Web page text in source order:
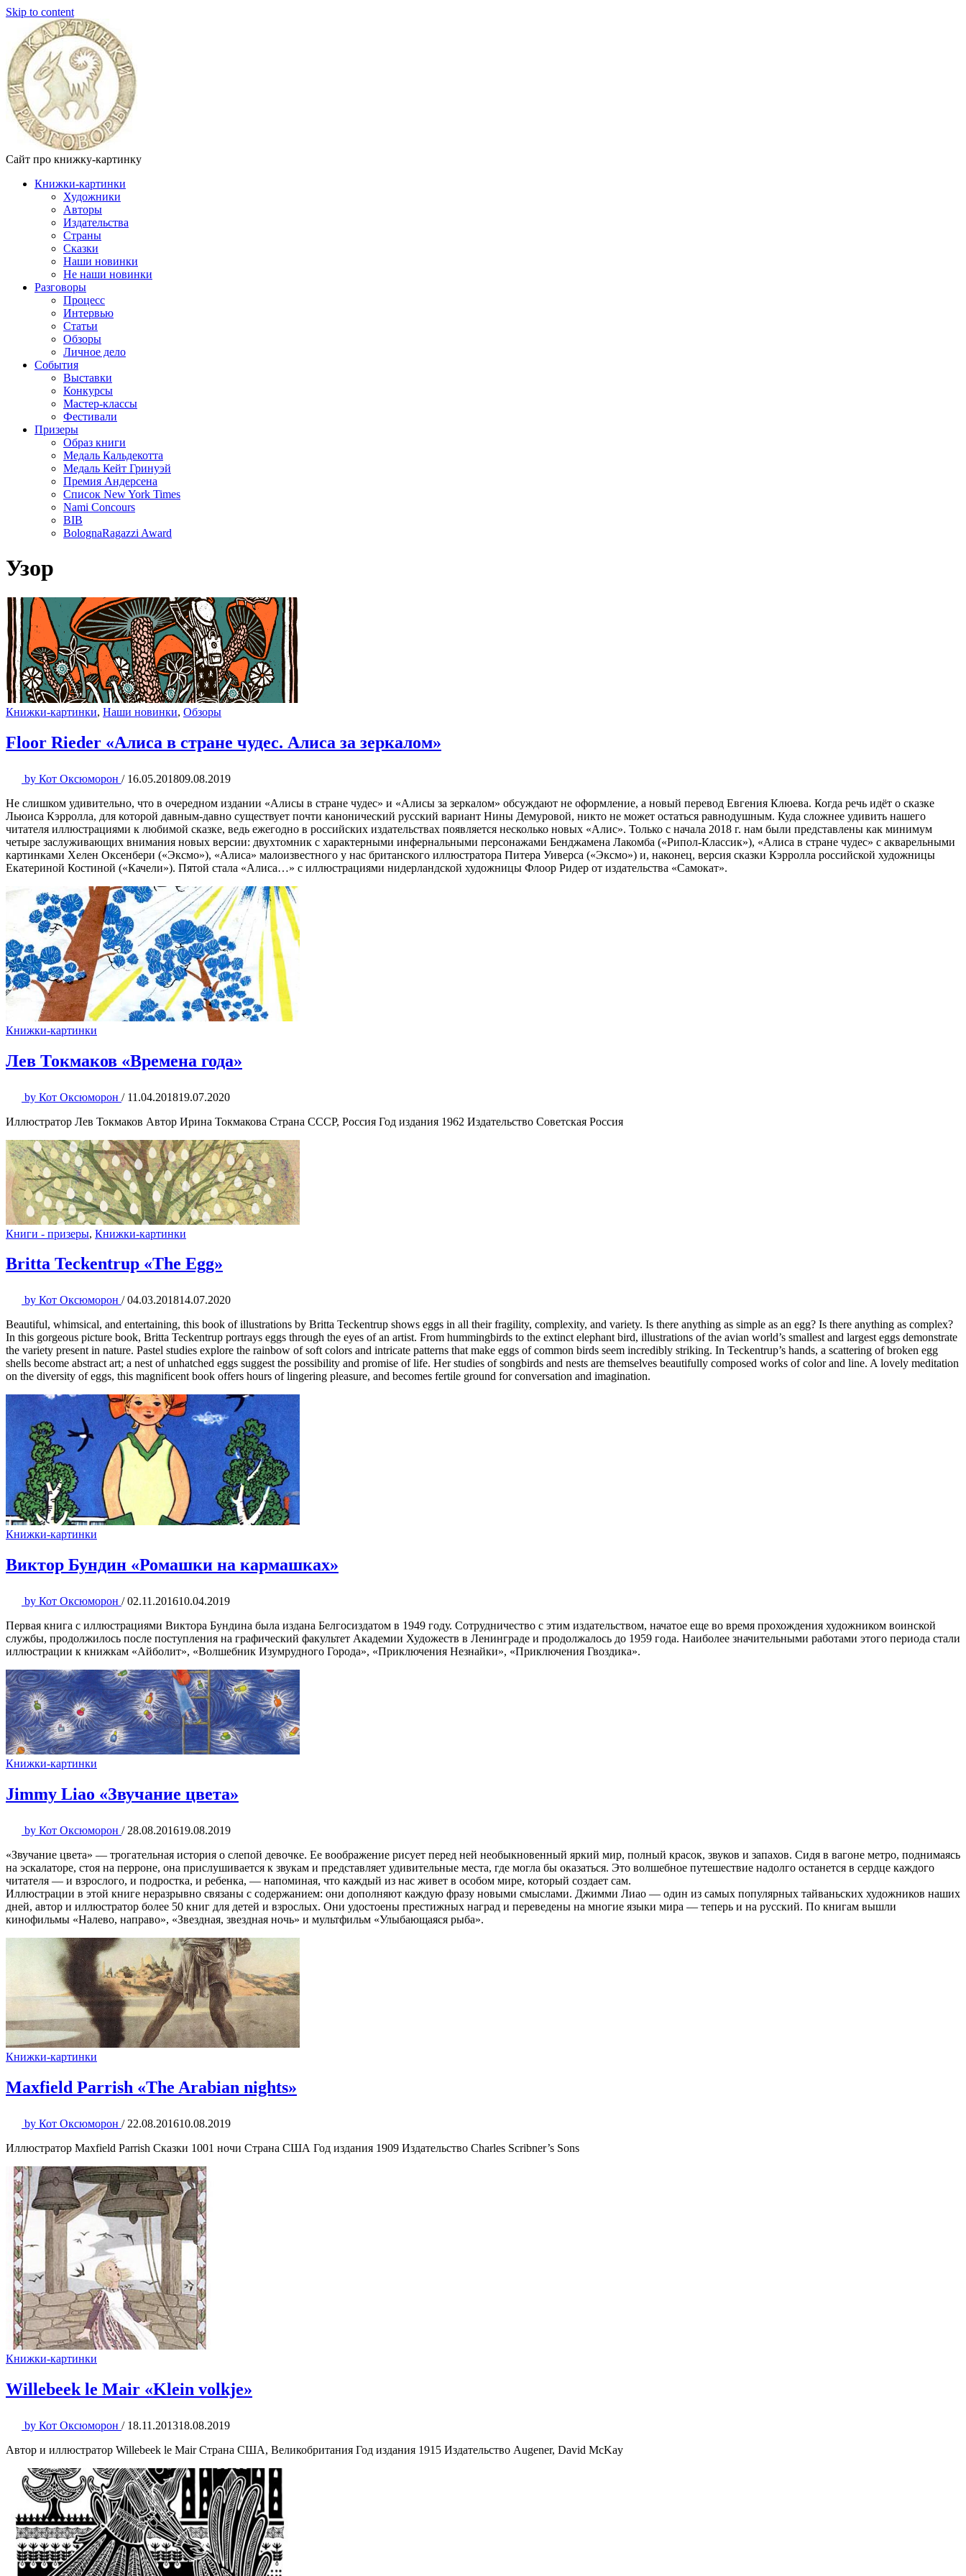
Skip to content
Сайт про книжку-картинку
Книжки-картинки
Художники
Авторы
Издательства
Страны
Сказки
Наши новинки
Не наши новинки
Разговоры
Процесс
Интервью
Статьи
Обзоры
Личное дело
События
Выставки
Конкурсы
Мастер-классы
Фестивали
Призеры
Образ книги
Медаль Кальдекотта
Медаль Кейт Гринуэй
Премия Андерсена
Список New York Times
Nami Concours
BIB
BolognaRagazzi Award
Узор
Книжки-картинки, Наши новинки, Обзоры
Floor Rieder «Алиса в стране чудес. Алиса за зеркалом»
by Кот Оксюморон / 16.05.201809.08.2019
Не слишком удивительно, что в очередном издании «Алисы в стране чудес» и «Алисы за зеркалом» обсуждают не оформление, а новый перевод Евгения Клюева. Когда речь идёт о сказке
Льюиса Кэрролла, для которой давным-давно существует почти канонический русский вариант Нины Демуровой, никто не может остаться равнодушным. Куда сложнее удивить нашего
читателя иллюстрациями к любимой сказке, ведь ежегодно в российских издательствах появляется несколько новых «Алис». Только с начала 2018 г. нам были представлены как минимум
четыре заслуживающих внимания новых версии: двухтомник с характерными инфернальными персонажами Бенджамена Лакомба («Рипол-Классик»), «Алиса в стране чудес» с акварельными
картинками Хелен Оксенбери («Эксмо»), «Алиса» малоизвестного у нас британского иллюстратора Питера Уиверса («Эксмо») и, наконец, версия сказки Кэрролла российской художницы
Екатериной Костиной («Качели»). Пятой стала «Алиса…» с иллюстрациями нидерландской художницы Флоор Ридер от издательства «Самокат».
Книжки-картинки
Лев Токмаков «Времена года»
by Кот Оксюморон / 11.04.201819.07.2020
Иллюстратор Лев Токмаков Автор Ирина Токмакова Страна СССР, Россия Год издания 1962 Издательство Советская Россия
Книги - призеры, Книжки-картинки
Britta Teckentrup «The Egg»
by Кот Оксюморон / 04.03.201814.07.2020
Beautiful, whimsical, and entertaining, this book of illustrations by Britta Teckentrup shows eggs in all their fragility, complexity, and variety. Is there anything as simple as an egg? Is there anything as complex?
In this gorgeous picture book, Britta Teckentrup portrays eggs through the eyes of an artist. From hummingbirds to the extinct elephant bird, illustrations of the avian world’s smallest and largest eggs demonstrate
the variety present in nature. Pastel studies explore the rainbow of soft colors and intricate patterns that make eggs of common birds seem incredibly striking. In Teckentrup’s hands, a scattering of broken egg
shells become abstract art; a nest of unhatched eggs suggest the possibility and promise of life. Her studies of songbirds and nests are themselves beautifully composed works of color and line. A lovely meditation
on the diversity of eggs, this magnificent book offers hours of lingering pleasure, and becomes fertile ground for conversation and imagination.
Книжки-картинки
Виктор Бундин «Ромашки на кармашках»
by Кот Оксюморон / 02.11.201610.04.2019
Первая книга с иллюстрациями Виктора Бундина была издана Белгосиздатом в 1949 году. Сотрудничество с этим издательством, начатое еще во время прохождения художником воинской
службы, продолжилось после поступления на графический факультет Академии Художеств в Ленинграде и продолжалось до 1959 года. Наиболее значительными работами этого периода стали
иллюстрации к книжкам «Айболит», «Волшебник Изумрудного Города», «Приключения Незнайки», «Приключения Гвоздика».
Книжки-картинки
Jimmy Liao «Звучание цвета»
by Кот Оксюморон / 28.08.201619.08.2019
«Звучание цвета» — трогательная история о слепой девочке. Ее воображение рисует перед ней необыкновенный яркий мир, полный красок, звуков и запахов. Сидя в вагоне метро, поднимаясь
на эскалаторе, стоя на перроне, она прислушивается к звукам и представляет удивительные места, где могла бы оказаться. Это волшебное путешествие надолго останется в сердце каждого
читателя — и взрослого, и подростка, и ребенка, — напоминая, что каждый из нас живет в особом мире, который создает сам.
Иллюстрации в этой книге неразрывно связаны с содержанием: они дополняют каждую фразу новыми смыслами. Джимми Лиао — один из самых популярных тайваньских художников наших
дней, автор и иллюстратор более 50 книг для детей и взрослых. Они удостоены престижных наград и переведены на многие языки мира — теперь и на русский. По книгам вышли
кинофильмы «Налево, направо», «Звездная, звездная ночь» и мультфильм «Улыбающаяся рыба».
Книжки-картинки
Maxfield Parrish «The Arabian nights»
by Кот Оксюморон / 22.08.201610.08.2019
Иллюстратор Maxfield Parrish Сказки 1001 ночи Страна США Год издания 1909 Издательство Charles Scribner’s Sons
Книжки-картинки
Willebeek le Mair «Klein volkje»
by Кот Оксюморон / 18.11.201318.08.2019
Автор и иллюстратор Willebeek le Mair Страна США, Великобритания Год издания 1915 Издательство Augener, David McKay